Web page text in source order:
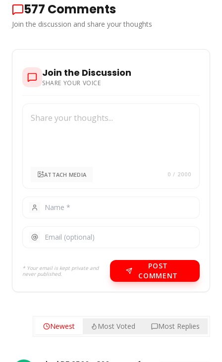
577 Comments
Join the discussion and share your thoughts
Join the Discussion
SHARE YOUR VOICE
ATTACH MEDIA 0 / 2000
* Your email is kept private and
never published.
POST
COMMENT
Newest Most Voted Most Replies